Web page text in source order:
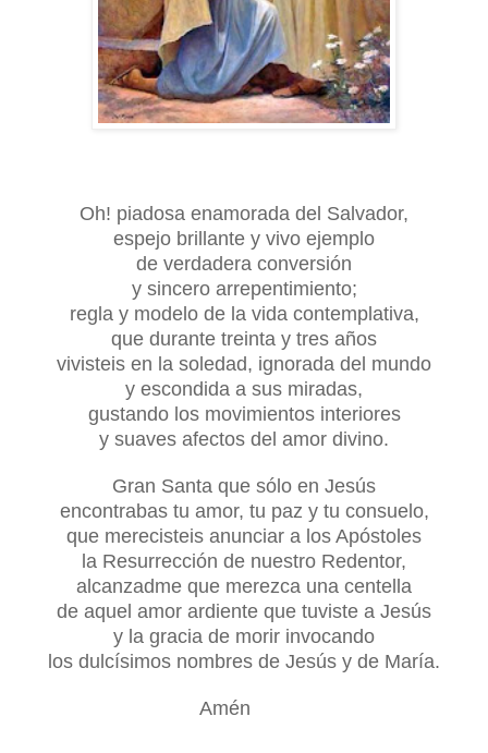
Oh! piadosa enamorada del Salvador,
espejo brillante y vivo ejemplo
de verdadera conversión
y sincero arrepentimiento;
regla y modelo de la vida contemplativa,
que durante treinta y tres años
vivisteis en la soledad, ignorada del mundo
y escondida a sus miradas,
gustando los movimientos interiores
y suaves afectos del amor divino.
Gran Santa que sólo en Jesús
encontrabas tu amor, tu paz y tu consuelo,
que merecisteis anunciar a los Apóstoles
la Resurrección de nuestro Redentor,
alcanzadme que merezca una centella
de aquel amor ardiente que tuviste a Jesús
y la gracia de morir invocando
los dulcísimos nombres de Jesús y de María.
Amén